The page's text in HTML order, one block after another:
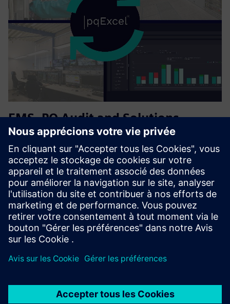
EMS, PQ Audit and Solutions,
Management Audit Consultancy
Assess energy performance and implement ISO 50001-
aligned energy management systems. Analyze electrical
networks to identify power quality disturbances,
harmonics and demand issues, establish measurement
frameworks and drive data-...
En savoir plus